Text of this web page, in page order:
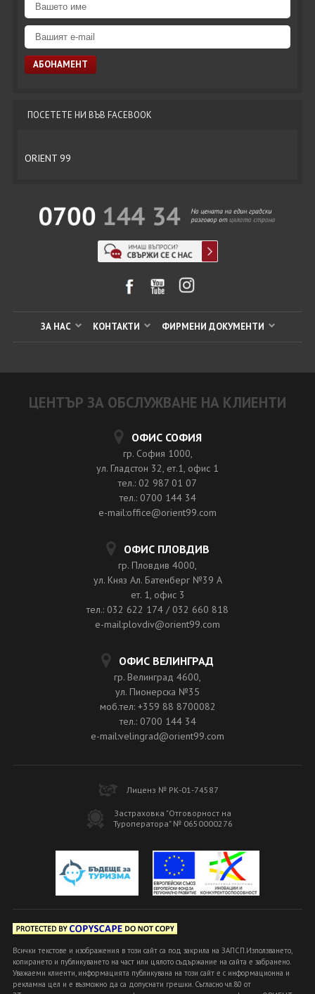
ПОСЕТЕТЕ НИ ВЪВ FACEBOOK
ORIENT 99
ЗА НАС КОНТАКТИ ФИРМЕНИ ДОКУМЕНТИ
ЦЕНТЪР ЗА ОБСЛУЖВАНЕ НА КЛИЕНТИ
ОФИС СОФИЯ
гр. София 1000,
ул. Гладстон 32, ет.1, офис 1
тел.: 02 987 01 07
тел.: 0700 144 34
e-mail:office@orient99.com
ОФИС ПЛОВДИВ
гр. Пловдив 4000,
ул. Княз Ал. Батенберг №39 A
ет. 1, офис 3
тел.: 032 622 174 / 032 660 818
e-mail:plovdiv@orient99.com
ОФИС ВЕЛИНГРАД
гр. Велинград 4600,
ул. Пионерска №35
моб.тел: +359 88 8700082
тел.: 0700 144 34
e-mail:velingrad@orient99.com
Лиценз № РК-01-74587
Застраховка "Отговорност на
Туроператора" № 0650000276
Всички текстове и изображения в този сайт са под закрила на ЗАПСП.Използването,
копирането и публикуването на част или цялото съдържание на сайта е забранено.
Уважаеми клиенти, информацията публикувана на този сайт е с информационна и
рекламна цел и е възможно да са допуснати грешки. Съгласно чл.80 от